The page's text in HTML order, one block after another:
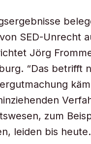
SED-Unrecht
Jörg
“Das betrifft
zum
leiden bis